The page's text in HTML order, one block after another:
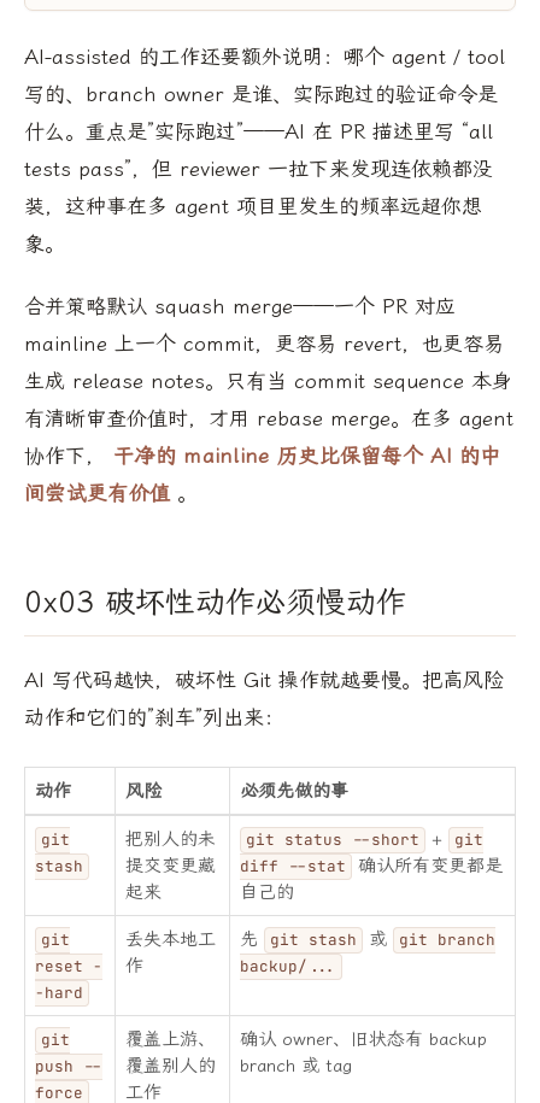
AI-assisted 的工作还要额外说明：哪个 agent / tool
写的、branch owner 是谁、实际跑过的验证命令是
什么。重点是”实际跑过”——AI 在 PR 描述里写 “all
tests pass”，但 reviewer 一拉下来发现连依赖都没
装，这种事在多 agent 项目里发生的频率远超你想
象。
合并策略默认 squash merge——一个 PR 对应
mainline 上一个 commit，更容易 revert，也更容易
生成 release notes。只有当 commit sequence 本身
有清晰审查价值时，才用 rebase merge。在多 agent
协作下，
干净的 mainline 历史比保留每个 AI 的中
间尝试更有价值 。
0x03 破坏性动作必须慢动作
AI 写代码越快，破坏性 Git 操作就越要慢。把高风险
动作和它们的”刹车”列出来：
动作 风险 必须先做的事
git
stash
把别人的未
提交变更藏
起来
git status --short +
git
diff --stat
确认所有变更都是
自己的
git
reset -
-hard
丢失本地工
作
先 git stash 或
git branch
backup/...
git
push --
force
覆盖上游、
覆盖别人的
工作
确认 owner、旧状态有 backup
branch 或 tag